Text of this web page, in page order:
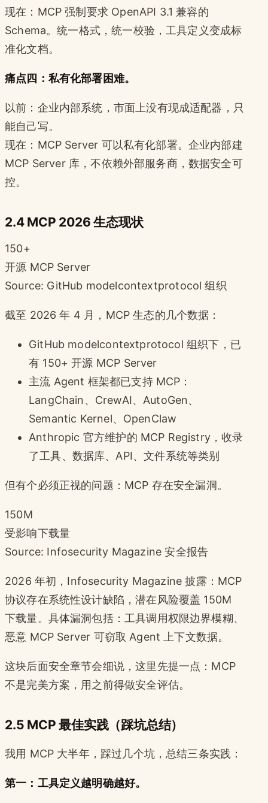
现在：MCP 强制要求 OpenAPI 3.1 兼容的
Schema。统一格式，统一校验，工具定义变成标
准化文档。
痛点四：私有化部署困难。
以前：企业内部系统，市面上没有现成适配器，只
能自己写。
现在：MCP Server 可以私有化部署。企业内部建
MCP Server 库，不依赖外部服务商，数据安全可
控。
2.4 MCP 2026 生态现状
150+
开源 MCP Server
Source: GitHub modelcontextprotocol 组织
截至 2026 年 4 月，MCP 生态的几个数据：
GitHub modelcontextprotocol 组织下，已
有 150+ 开源 MCP Server
主流 Agent 框架都已支持 MCP：
LangChain、CrewAI、AutoGen、
Semantic Kernel、OpenClaw
Anthropic 官方维护的 MCP Registry，收录
了工具、数据库、API、文件系统等类别
但有个必须正视的问题：MCP 存在安全漏洞。
150M
受影响下载量
Source: Infosecurity Magazine 安全报告
2026 年初，Infosecurity Magazine 披露：MCP
协议存在系统性设计缺陷，潜在风险覆盖 150M
下载量。具体漏洞包括：工具调用权限边界模糊、
恶意 MCP Server 可窃取 Agent 上下文数据。
这块后面安全章节会细说，这里先提一点：MCP
不是完美方案，用之前得做安全评估。
2.5 MCP 最佳实践（踩坑总结）
我用 MCP 大半年，踩过几个坑，总结三条实践：
第一：工具定义越明确越好。